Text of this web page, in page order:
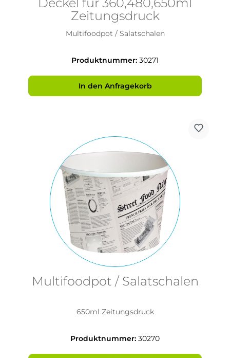
Zeitungsdruck
Multifoodpot / Salatschalen
Produktnummer: 30271
In den Anfragekorb
Multifoodpot / Salatschalen
650ml Zeitungsdruck
Produktnummer: 30270